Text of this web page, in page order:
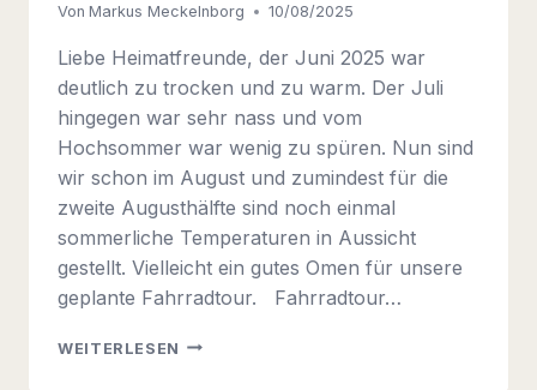
Von Markus Meckelnborg 10/08/2025
Liebe Heimatfreunde, der Juni 2025 war
deutlich zu trocken und zu warm. Der Juli
hingegen war sehr nass und vom
Hochsommer war wenig zu spüren. Nun sind
wir schon im August und zumindest für die
zweite Augusthälfte sind noch einmal
sommerliche Temperaturen in Aussicht
gestellt. Vielleicht ein gutes Omen für unsere
geplante Fahrradtour. Fahrradtour…
WEITERLESEN INFORMATION